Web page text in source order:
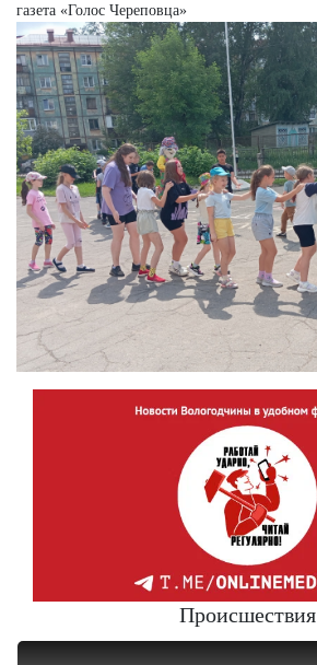
газета «Голос Череповца»
Происшествия